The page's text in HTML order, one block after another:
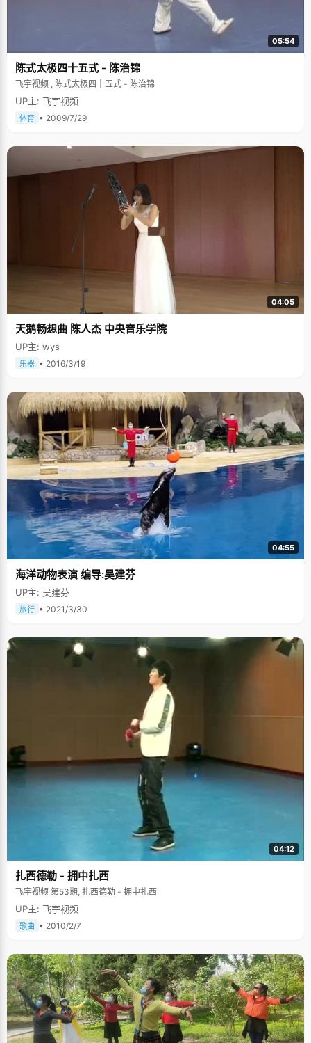
05:54
陈式太极四十五式 - 陈治锦
飞宇视频 , 陈式太极四十五式 - 陈治锦
UP主: 飞宇视频
体育 • 2009/7/29
04:05
天鹅畅想曲 陈人杰 中央音乐学院
UP主: wys
乐器 • 2016/3/19
04:55
海洋动物表演 编导:吴建芬
UP主: 吴建芬
旅行 • 2021/3/30
04:12
扎西德勒 - 拥中扎西
飞宇视频 第53期, 扎西德勒 - 拥中扎西
UP主: 飞宇视频
歌曲 • 2010/2/7